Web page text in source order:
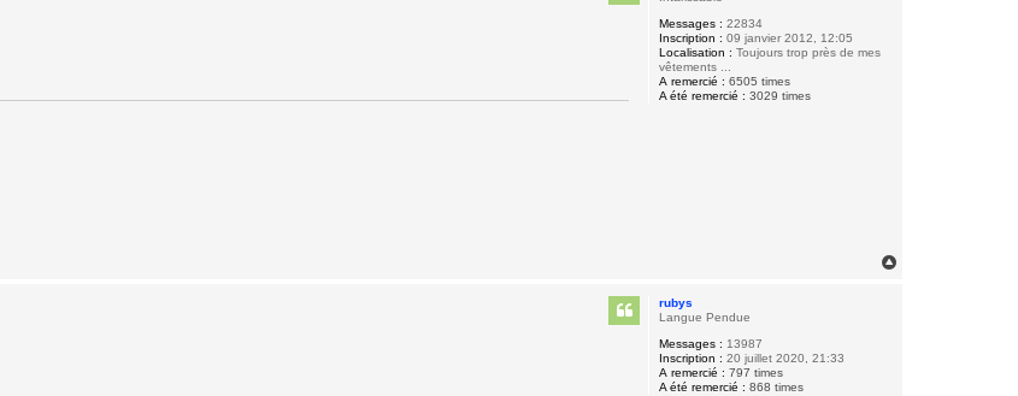
Messages : 22834
Inscription : 09 janvier 2012, 12:05
Localisation : Toujours trop près de mes
vêtements ...
A remercié : 6505 times
A été remercié : 3029 times
rubys
Langue Pendue
Messages : 13987
Inscription : 20 juillet 2020, 21:33
A remercié : 797 times
A été remercié : 868 times